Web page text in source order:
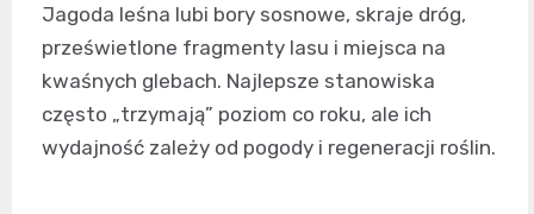
Jagoda leśna lubi bory sosnowe, skraje dróg,
prześwietlone fragmenty lasu i miejsca na
kwaśnych glebach. Najlepsze stanowiska
często „trzymają” poziom co roku, ale ich
wydajność zależy od pogody i regeneracji roślin.